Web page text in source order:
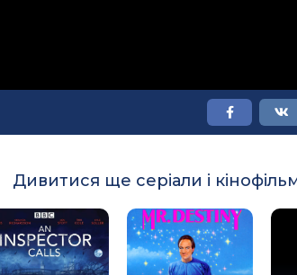
Дивитися ще серіали і